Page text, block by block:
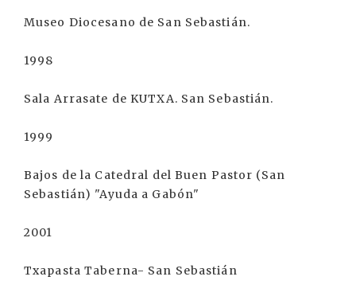
Museo Diocesano de San Sebastián.
1998
Sala Arrasate de KUTXA. San Sebastián.
1999
Bajos de la Catedral del Buen Pastor (San
Sebastián) "Ayuda a Gabón"
2001
Txapasta Taberna- San Sebastián